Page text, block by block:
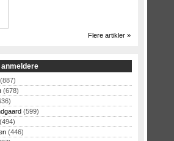
Flere artikler »
(887)
(678)
(599)
(494)
(446)